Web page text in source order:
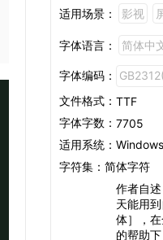
适用场景： 影视
字体语言： 简体中
字体编码：
文件格式： TTF
字体字数： 7705
适用系统：
字符集： 简体字符
作者自
天能用
体］，
的帮助